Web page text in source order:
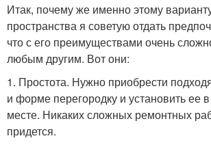
Итак, почему же именно этому
пространства я советую отдать
что с его преимуществами очень
любым другим. Вот они:
1. Простота. Нужно приобрести
и форме перегородку и установить ее
месте. Никаких сложных ремонтных
придется.